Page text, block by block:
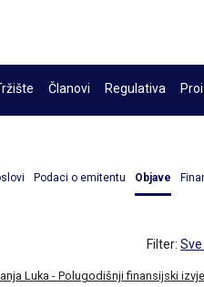
Članovi Regulativa
Podaci o emitentu Objave
Filter:
Luka - Polugodišnji finansijski